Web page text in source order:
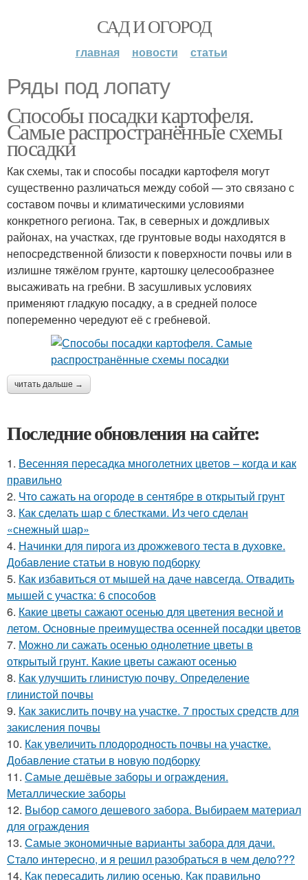
САД И ОГОРОД
главная новости статьи
Ряды под лопату
Способы посадки картофеля.
Самые распространённые схемы
посадки
Как схемы, так и способы посадки картофеля могут
существенно различаться между собой — это связано с
составом почвы и климатическими условиями
конкретного региона. Так, в северных и дождливых
районах, на участках, где грунтовые воды находятся в
непосредственной близости к поверхности почвы или в
излишне тяжёлом грунте, картошку целесообразнее
высаживать на гребни. В засушливых условиях
применяют гладкую посадку, а в средней полосе
попеременно чередуют её с гребневой.
читать дальше →
Последние обновления на сайте:
1. Весенняя пересадка многолетних цветов – когда и как
правильно
2. Что сажать на огороде в сентябре в открытый грунт
3. Как сделать шар с блестками. Из чего сделан
«снежный шар»
4. Начинки для пирога из дрожжевого теста в духовке.
Добавление статьи в новую подборку
5. Как избавиться от мышей на даче навсегда. Отвадить
мышей с участка: 6 способов
6. Какие цветы сажают осенью для цветения весной и
летом. Основные преимущества осенней посадки цветов
7. Можно ли сажать осенью однолетние цветы в
открытый грунт. Какие цветы сажают осенью
8. Как улучшить глинистую почву. Определение
глинистой почвы
9. Как закислить почву на участке. 7 простых средств для
закисления почвы
10. Как увеличить плодородность почвы на участке.
Добавление статьи в новую подборку
11. Самые дешёвые заборы и ограждения.
Металлические заборы
12. Выбор самого дешевого забора. Выбираем материал
для ограждения
13. Самые экономичные варианты забора для дачи.
Стало интересно, и я решил разобраться в чем дело???
14. Как пересадить лилию осенью. Как правильно